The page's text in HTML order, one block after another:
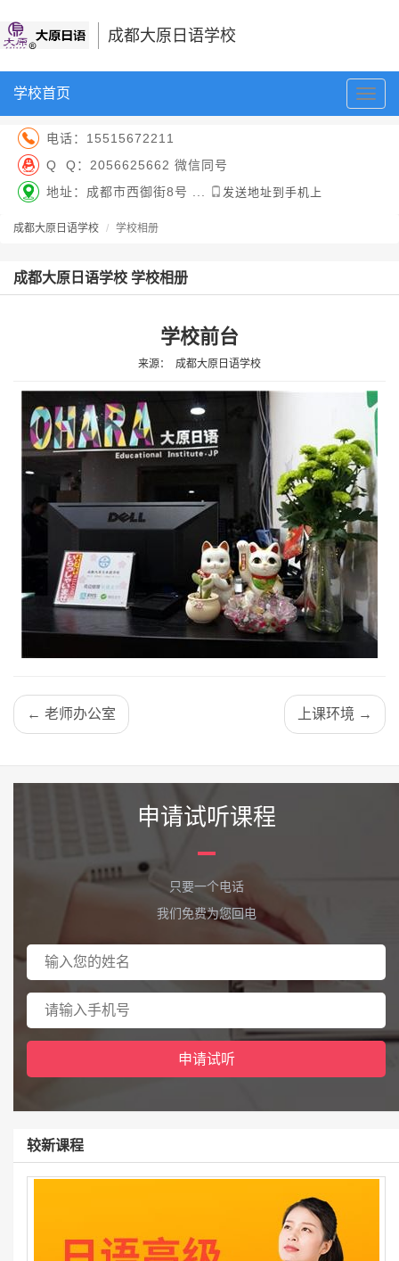
成都大原日语学校
切
换
学校首页
电话： 15515672211
Q Q： 2056625662 微信同号
地址：成都市西御街8号 ...
发送地址到手机上
成都大原日语学校 学校相册
成都大原日语学校 学校相册
学校前台
来源： 成都大原日语学校
← 老师办公室 上课环境 →
申请试听课程
只要一个电话
我们免费为您回电
较新课程